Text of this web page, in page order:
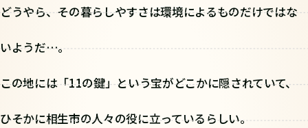
どうやら、その暮らしやすさは環境によるものだけではな
いようだ…。
この地には「11の鍵」という宝がどこかに隠されていて、
ひそかに相生市の人々の役に立っているらしい。